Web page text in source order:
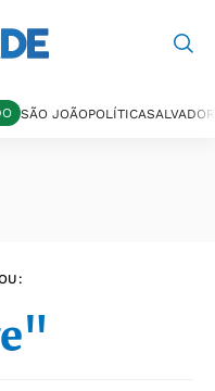
SÃO JOÃOPOLÍTICASALVADOR